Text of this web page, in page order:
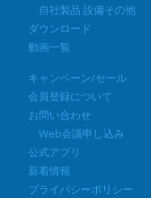
自社製品 設備その他
ダウンロード
動画一覧
キャンペーン/セール
会員登録について
お問い合わせ
Web会議申し込み
公式アプリ
新着情報
プライバシーポリシー